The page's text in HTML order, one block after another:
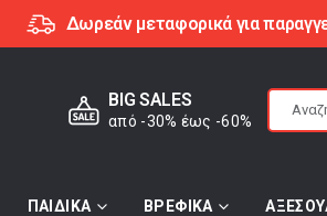
Δωρεάν μεταφορικά για
BIG SALES
από -30% έως -60%
ΠΑΙΔΙΚΑ ΒΡΕΦΙΚΑ